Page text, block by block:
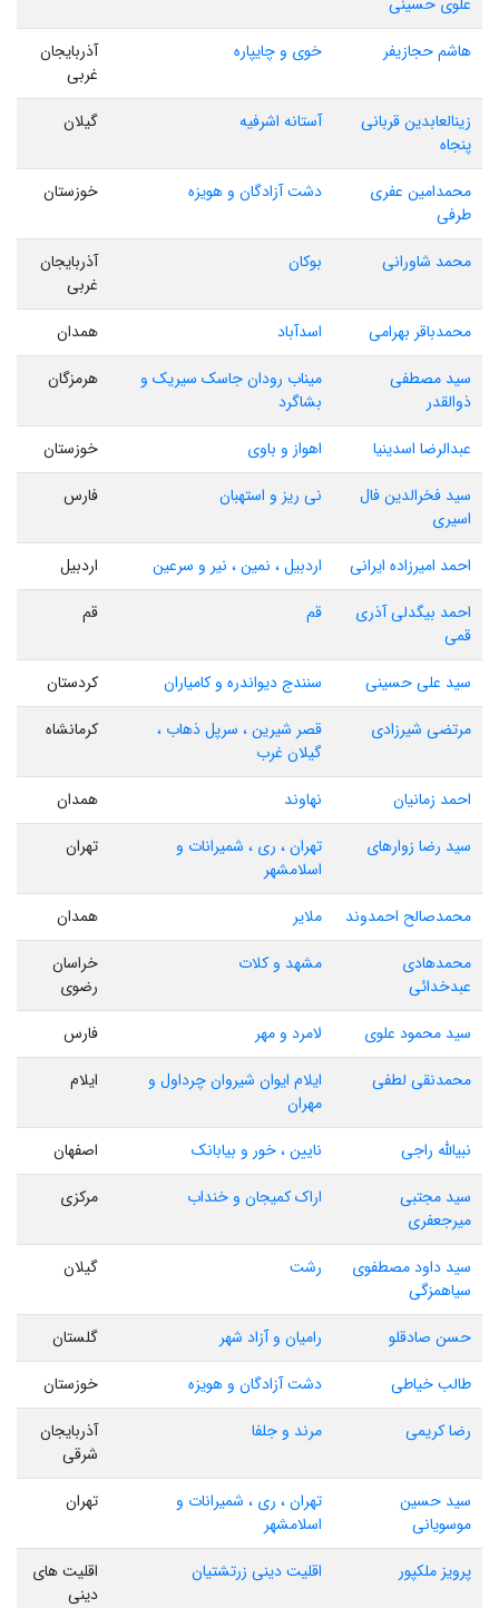
هاشم حجازیفر خوی و چایپاره
آذربایجان
غربی
زینالعابدین قربانی
پنجاه
آستانه اشرفیه گیلان
محمدامین عفری
طرفی
دشت آزادگان و هویزه خوزستان
محمد شاورانی بوکان
آذربایجان
غربی
محمدباقر بهرامی
اسدآباد
همدان
سید مصطفی
ذوالقدر
میناب رودان جاسک سیریک و
بشاگرد
هرمزگان
عبدالرضا اسدینیا اهواز و باوی
خوزستان
سید فخرالدین فال
اسیری
نی ریز و استهبان فارس
احمد امیرزاده ایرانی اردبیل ، نمین ، نیر و سرعین
اردبیل
احمد بیگدلی آذری
قمی
قم قم
سید علی حسینی سنندج دیواندره و کامیاران
کردستان
مرتضی شیرزادی
قصر شیرین ، سرپل ذهاب ،
گیلان غرب
کرمانشاه
احمد زمانیان نهاوند
همدان
سید رضا زوارهای
تهران ، ری ، شمیرانات و
اسلامشهر
تهران
محمدصالح احمدوند ملایر
همدان
محمدهادی
عبدخدائی
مشهد و کلات
خراسان
رضوی
سید محمود علوی
لامرد و مهر
فارس
محمدنقی لطفی
ایلام ایوان شیروان چرداول و
مهران
ایلام
نبیالله راجی نایین ، خور و بیابانک
اصفهان
سید مجتبی
میرجعفری
اراک کمیجان و خنداب مرکزی
سید داود مصطفوی
سیاهمزگی
رشت گیلان
حسن صادقلو رامیان و آزاد شهر
گلستان
طالب خیاطی
دشت آزادگان و هویزه
خوزستان
رضا کریمی
مرند و جلفا
آذربایجان
شرقی
سید حسین
موسویانی
تهران ، ری ، شمیرانات و
اسلامشهر
تهران
پرویز ملکپور اقلیت دینی زرتشتیان
اقلیت های
دینی